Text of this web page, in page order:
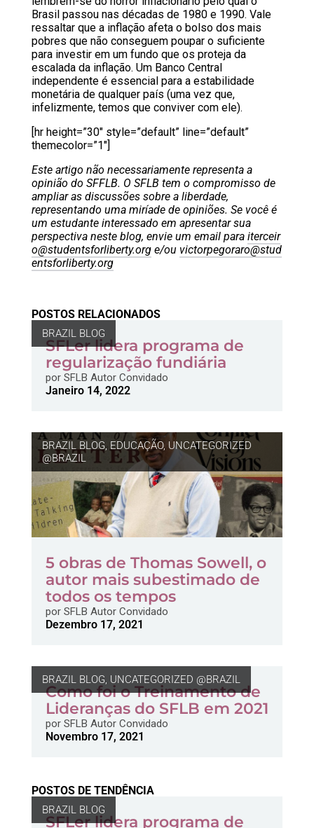
Brasil passou nas décadas de 1980 e 1990. Vale
ressaltar que a inflação afeta o bolso dos mais
pobres que não conseguem poupar o suficiente
para investir em um fundo que os proteja da
escalada da inflação. Um Banco Central
independente é essencial para a estabilidade
monetária de qualquer país (uma vez que,
infelizmente, temos que conviver com ele).
[hr height=”30″ style=”default” line=”default”
themecolor=”1″]
Este artigo não necessariamente representa a
opinião do SFFLB. O SFLB tem o compromisso de
ampliar as discussões sobre a liberdade,
representando uma miríade de opiniões. Se você é
um estudante interessado em apresentar sua
perspectiva neste blog, envie um email para iterceir
o@studentsforliberty.orge/ou victorpegoraro@stud
entsforliberty.org
POSTOS RELACIONADOS
BRAZIL BLOG
SFLer lidera programa de
regularização fundiária
porSFLB Autor Convidado
Janeiro 14, 2022
BRAZIL BLOG, EDUCAÇÃO, UNCATEGORIZED
@BRAZIL
5 obras de Thomas Sowell, o
autor mais subestimado de
todos os tempos
porSFLB Autor Convidado
Dezembro 17, 2021
BRAZIL BLOG, UNCATEGORIZED @BRAZIL
Como foi o Treinamento de
Lideranças do SFLB em 2021
porSFLB Autor Convidado
Novembro 17, 2021
POSTOS DE TENDÊNCIA
BRAZIL BLOG
SFLer lidera programa de